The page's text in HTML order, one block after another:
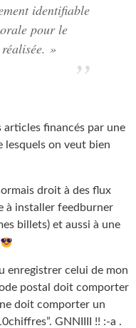
identifiable
pour le
»
articles financés par une
lesquels on veut bien
droit à des flux
à installer feedburner
billets) et aussi à une
enregistrer celui de mon
postal doit comporter
doit comporter un
GNNIIII !! :-a .